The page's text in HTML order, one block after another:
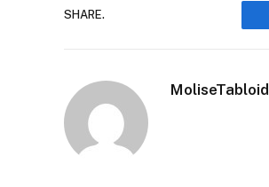
SHARE.
MoliseTabloid